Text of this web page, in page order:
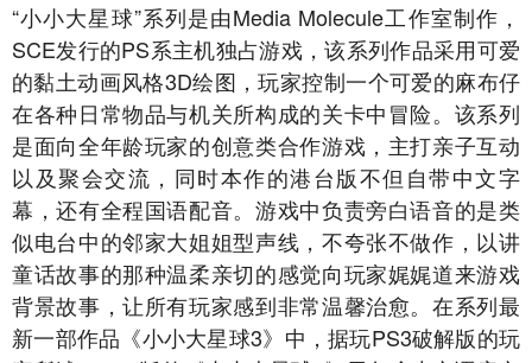
“小小大星球”系列是由Media Molecule工作室制作，
SCE发行的PS系主机独占游戏，该系列作品采用可爱
的黏土动画风格3D绘图，玩家控制一个可爱的麻布仔
在各种日常物品与机关所构成的关卡中冒险。该系列
是面向全年龄玩家的创意类合作游戏，主打亲子互动
以及聚会交流，同时本作的港台版不但自带中文字
幕，还有全程国语配音。游戏中负责旁白语音的是类
似电台中的邻家大姐姐型声线，不夸张不做作，以讲
童话故事的那种温柔亲切的感觉向玩家娓娓道来游戏
背景故事，让所有玩家感到非常温馨治愈。在系列最
新一部作品《小小大星球3》中，据玩PS3破解版的玩